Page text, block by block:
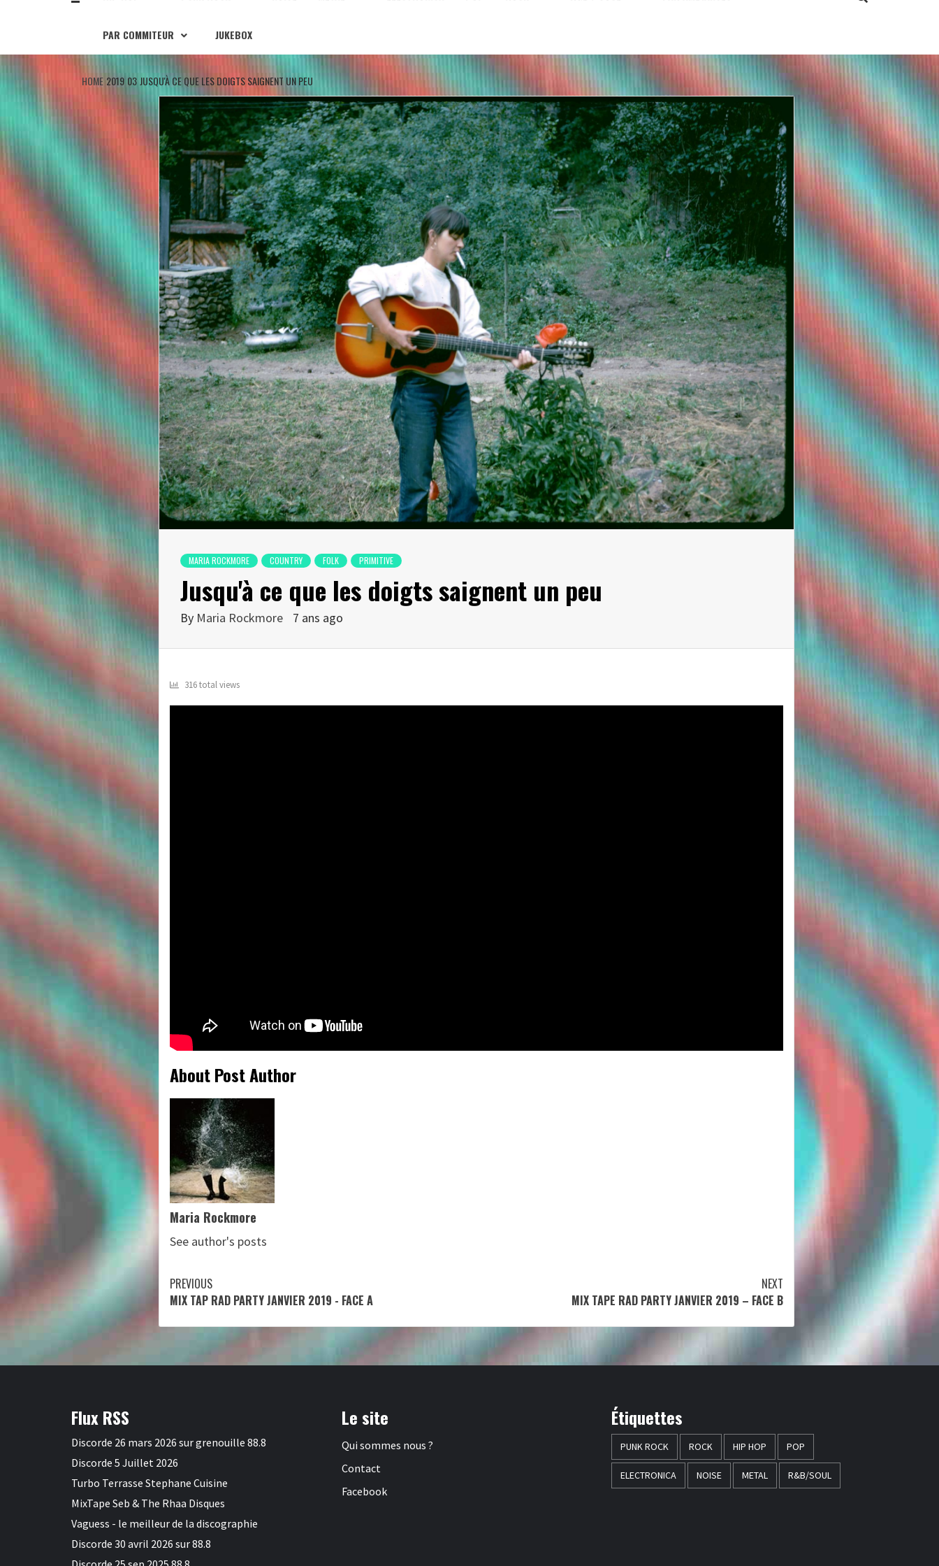
PAR COMMITEUR JUKEBOX
HOME 2019 03 JUSQU'À CE QUE LES DOIGTS SAIGNENT UN PEU
MARIA ROCKMORE COUNTRY FOLK PRIMITIVE
Jusqu'à ce que les doigts saignent un peu
By Maria Rockmore 7 ans ago
316 total views
About Post Author
Maria Rockmore
See author's posts
Continue
Reading
PREVIOUS
MIX TAP RAD PARTY JANVIER 2019 - FACE A
NEXT
MIX TAPE RAD PARTY JANVIER 2019 – FACE B
Flux RSS
Discorde 26 mars 2026 sur grenouille 88.8
Discorde 5 Juillet 2026
Turbo Terrasse Stephane Cuisine
MixTape Seb & The Rhaa Disques
Vaguess - le meilleur de la discographie
Discorde 30 avril 2026 sur 88.8
Le site
Qui sommes nous ?
Contact
Facebook
Étiquettes
PUNK ROCK ROCK HIP HOP POP
ELECTRONICA NOISE METAL R&B/SOUL